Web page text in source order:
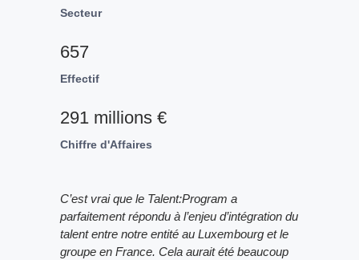
Secteur
657
Effectif
291 millions €
Chiffre d'Affaires
C’est vrai que le Talent:Program a
parfaitement répondu à l’enjeu d’intégration du
talent entre notre entité au Luxembourg et le
groupe en France. Cela aurait été beaucoup